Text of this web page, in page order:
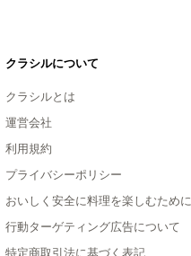
クラシルについて
クラシルとは
運営会社
利用規約
プライバシーポリシー
おいしく安全に料理を楽しむために
行動ターゲティング広告について
特定商取引法に基づく表記